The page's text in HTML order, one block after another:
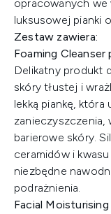
opracowanych we
luksusowej pianki
Zestaw zawiera:
Foaming Cleanser
Delikatny produkt
skóry tłustej i
lekką piankę, która
zanieczyszczenia,
barierowe skóry.
ceramidów i
niezbędne
podrażnienia.
Facial